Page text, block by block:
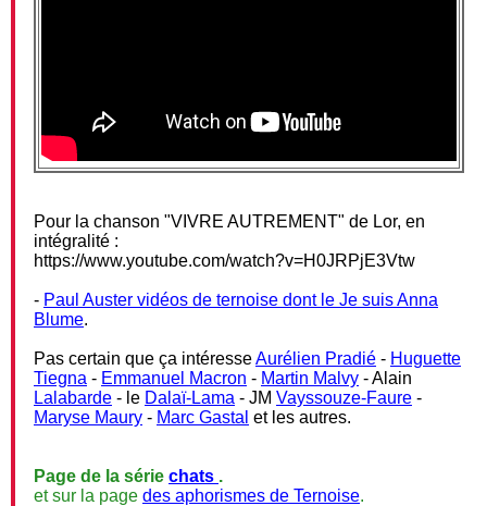
Pour la chanson "VIVRE AUTREMENT" de Lor, en
intégralité :
https://www.youtube.com/watch?v=H0JRPjE3Vtw
- Paul Auster vidéos de ternoise dont le Je suis Anna
Blume.
Pas certain que ça intéresseAurélien Pradié - Huguette
Tiegna - Emmanuel Macron - Martin Malvy - Alain
Lalabarde - le Dalaï-Lama - JM Vayssouze-Faure -
Maryse Maury - Marc Gastal et les autres.
Page de la série chats .
et sur la page des aphorismes de Ternoise.